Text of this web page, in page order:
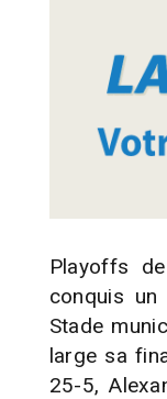
Playoffs
conquis
Stade
large sa
25-5,